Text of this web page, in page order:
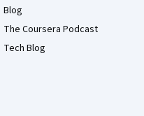
Blog
The Coursera Podcast
Tech Blog